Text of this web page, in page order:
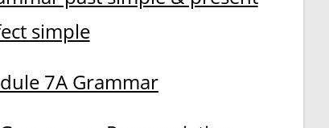
simple
7A Grammar